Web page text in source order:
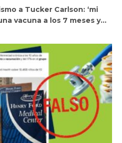
a Tucker Carlson: ‘mi
vacuna a los 7 meses y…